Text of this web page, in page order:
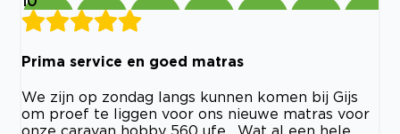
Prima service en goed matras
We zijn op zondag langs kunnen komen bij Gijs
om proef te liggen voor ons nieuwe matras voor
onze caravan hobby 560 ufe . Wat al een hele